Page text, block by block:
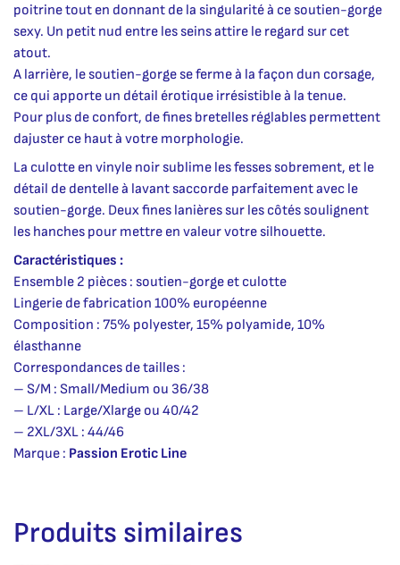
poitrine tout en donnant de la singularité à ce soutien-gorge
sexy. Un petit nud entre les seins attire le regard sur cet
atout.
A larrière, le soutien-gorge se ferme à la façon dun corsage,
ce qui apporte un détail érotique irrésistible à la tenue.
Pour plus de confort, de fines bretelles réglables permettent
dajuster ce haut à votre morphologie.
La culotte en vinyle noir sublime les fesses sobrement, et le
détail de dentelle à lavant saccorde parfaitement avec le
soutien-gorge. Deux fines lanières sur les côtés soulignent
les hanches pour mettre en valeur votre silhouette.
Caractéristiques :
Ensemble 2 pièces : soutien-gorge et culotte
Lingerie de fabrication 100% européenne
Composition : 75% polyester, 15% polyamide, 10%
élasthanne
Correspondances de tailles :
– S/M : Small/Medium ou 36/38
– L/XL : Large/Xlarge ou 40/42
– 2XL/3XL : 44/46
Marque : Passion Erotic Line
Produits similaires